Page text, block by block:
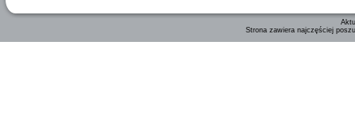
Strona zawiera najczęściej